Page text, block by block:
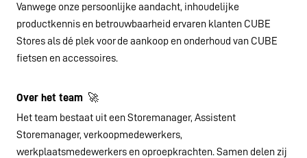
Vanwege onze persoonlijke aandacht, inhoudelijke
productkennis en betrouwbaarheid ervaren klanten CUBE
Stores als dé plek voor de aankoop en onderhoud van CUBE
fietsen en accessoires.
Over het team 🚀
Het team bestaat uit een Storemanager, Assistent
Storemanager, verkoopmedewerkers,
werkplaatsmedewerkers en oproepkrachten. Samen delen zij